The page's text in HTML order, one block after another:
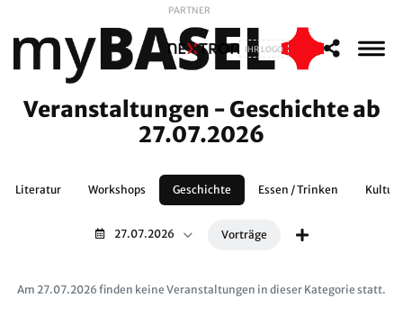
PARTNER
IHR LOGO
Veranstaltungen - Geschichte ab
27.07.2026
Literatur Workshops Geschichte Essen / Trinken
27.07.2026 Vorträge
Am 27.07.2026 finden keine Veranstaltungen in dieser Kategorie statt.